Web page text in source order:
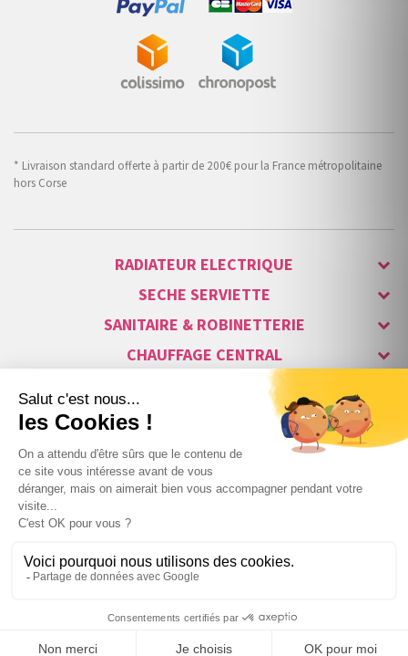
49,89 € TTC
63,16 €TTC
* Livraison standard offerte à partir de 200€ pour la France métropolitaine
hors Corse
RADIATEUR ELECTRIQUE
SECHE SERVIETTE
SANITAIRE & ROBINETTERIE
CHAUFFAGE CENTRAL
ALARME & SÉCURITÉ
MAISON CONNECTÉE
VISIOPHONE & INTERPHONE
LUMINAIRES & ECLAIRAGE